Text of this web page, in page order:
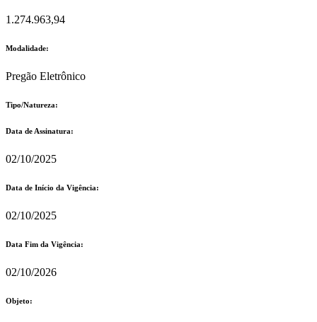
1.274.963,94
Modalidade:
Pregão Eletrônico
Tipo/Natureza:
Data de Assinatura:
02/10/2025
Data de Início da Vigência:
02/10/2025
Data Fim da Vigência:
02/10/2026
Objeto: